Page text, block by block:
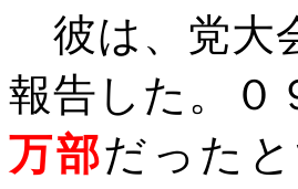
彼は、党大
報告した。０
万部だった